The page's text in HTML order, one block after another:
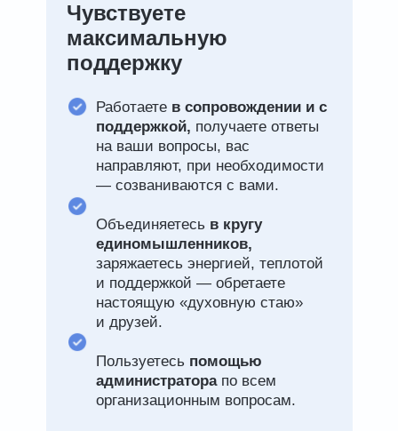
Чувствуете
максимальную
поддержку
Работаете в сопровождении и с
поддержкой, получаете ответы
на ваши вопросы, вас
направляют, при необходимости
— созваниваются с вами.
Объединяетесь в кругу
единомышленников,
заряжаетесь энергией, теплотой
и поддержкой — обретаете
настоящую «духовную стаю»
и друзей.
Пользуетесь помощью
администраторапо всем
организационным вопросам.